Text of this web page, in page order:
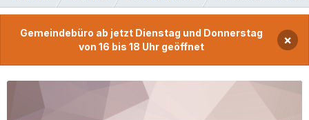
Gemeindebüro ab jetzt Dienstag und Donnerstag
von 16 bis 18 Uhr geöffnet
×